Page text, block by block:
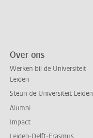
Over ons
Werken bij de Universiteit
Leiden
Steun de Universiteit Leiden
Alumni
Impact